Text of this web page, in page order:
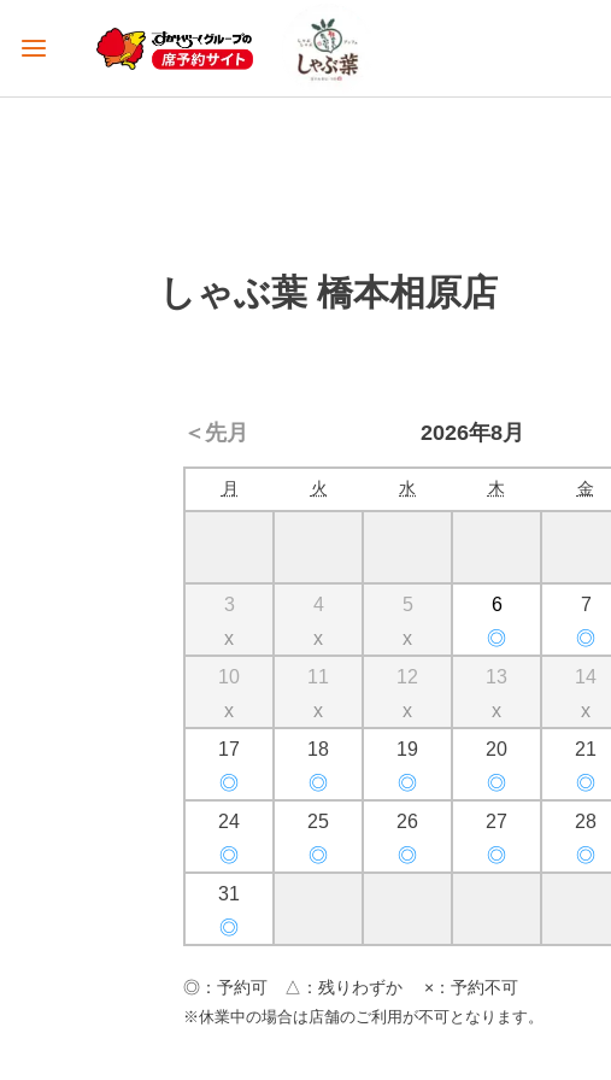
しゃぶ葉 橋本相原店
＜先月 2026年8月
月 火 水 木 金
3
x
4
x
5
x
6
◎
7
◎
10
x
11
x
12
x
13
x
14
x
17
◎
18
◎
19
◎
20
◎
21
◎
24
◎
25
◎
26
◎
27
◎
28
◎
31
◎
◎：予約可 △：残りわずか ×：予約不可
※休業中の場合は店舗のご利用が不可となります。